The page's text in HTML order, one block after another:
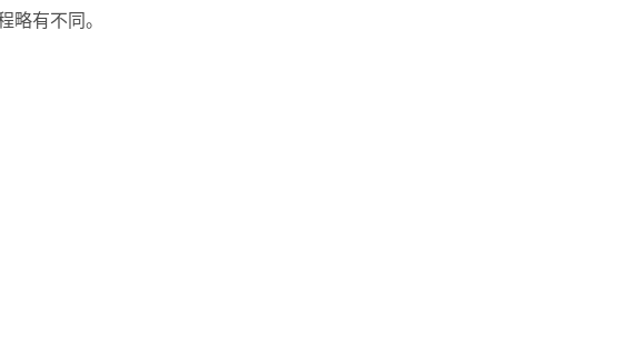
有不同。